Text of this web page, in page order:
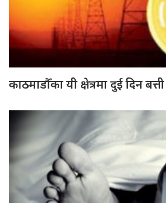
काठमाडौँका यी क्षेत्रमा दुई दिन